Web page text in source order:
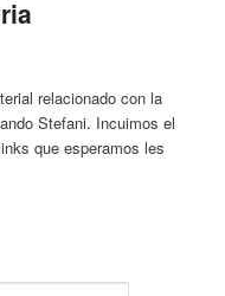
relacionado con la
Stefani. Incuimos el
que esperamos les